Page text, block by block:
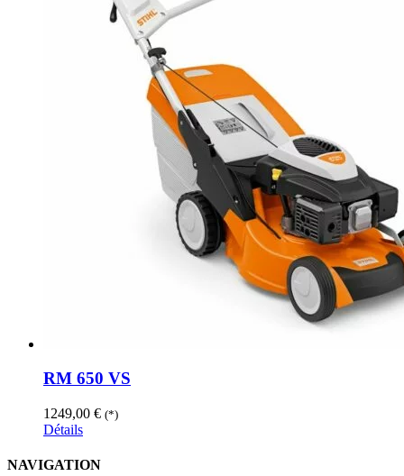
RM 650 VS
1249,00 € (*)
Détails
NAVIGATION